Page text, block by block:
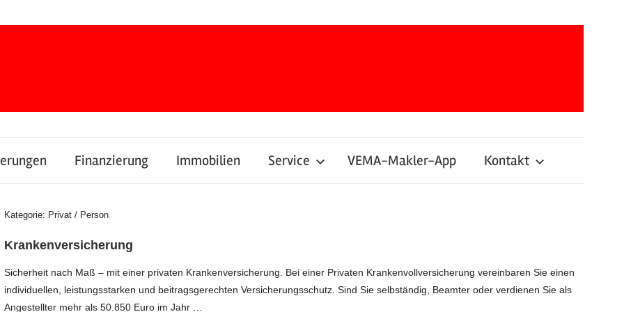
Finanzierung Immobilien Service VEMA-Makler-App Kontakt
Kategorie: Privat / Person
Krankenversicherung
Sicherheit nach Maß – mit einer privaten Krankenversicherung. Bei einer Privaten Krankenvollversicherung vereinbaren Sie einen
individuellen, leistungsstarken und beitragsgerechten Versicherungsschutz. Sind Sie selbständig, Beamter oder verdienen Sie als
Angestellter mehr als 50.850 Euro im Jahr …